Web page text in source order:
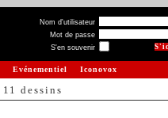
Nom d'utilisateur
Mot de passe
S'en souvenir
Evénementiel Iconovox
11 dessins